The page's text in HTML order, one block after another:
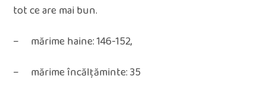
tot ce are mai bun.
– mărime haine: 146-152,
– mărime încălțăminte: 35